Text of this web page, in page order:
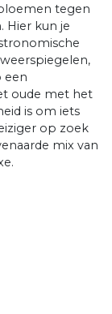
tegen
Hier kun je
een
oude met het
is om iets
op zoek
mix van